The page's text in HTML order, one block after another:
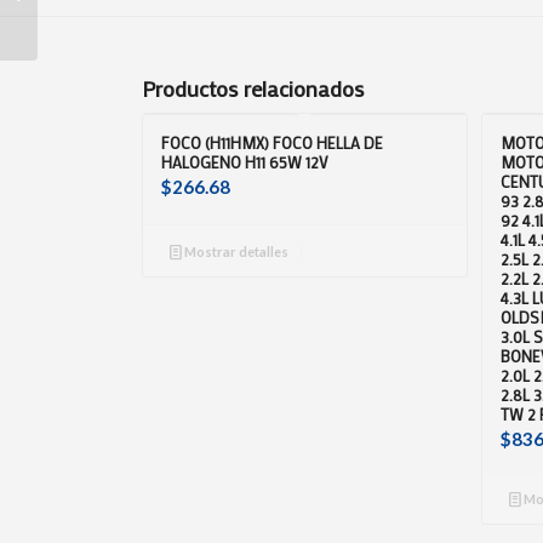
Productos relacionados
FOCO (H11HMX) FOCO HELLA DE
HALOGENO H11 65W 12V
$266.68
Mostrar detalles
93
92
4.1L
2.5L
2.2L
4.3L
3.0L
2.0L
2.8L
TW 2
$